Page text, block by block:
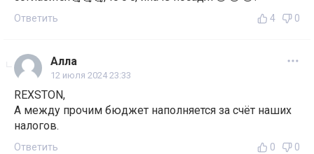
Ответить 4 0
Алла
12 июля 2024 23:33
REXSTON,
А между прочим бюджет наполняется за счёт наших
налогов.
Ответить 0 0